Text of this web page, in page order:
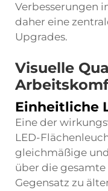
Verbesserungen
daher eine
Upgrades.
Visuelle
Einheitliche
Eine der
LED-
gleichmäßige
über die gesamte
Gegensatz zu